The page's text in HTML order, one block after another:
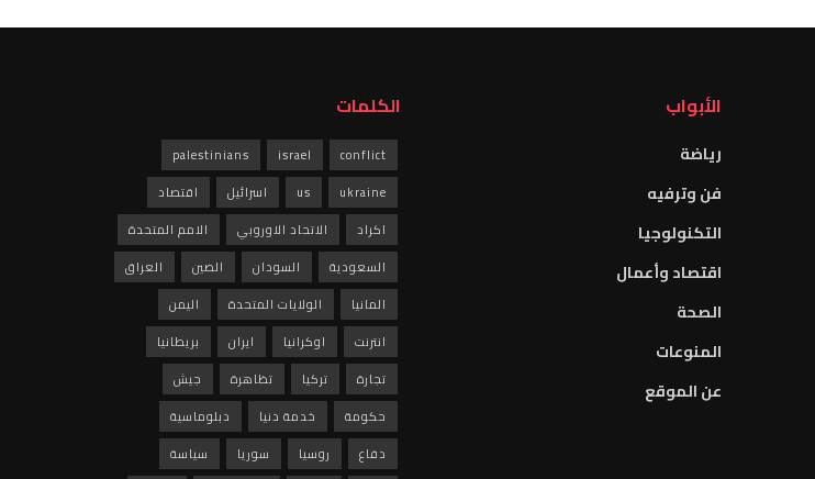
الأبواب
رياضة
فن وترفيه
التكنولوجيا
اقتصاد وأعمال
الصحة
المنوعات
عن الموقع
الكلمات
conflict
israel
palestinians
ukraine
us اسرائيل
اقتصاد
اكراد
الاتحاد الاوروبي
الامم المتحدة
السعودية
السودان الصين
العراق
المانيا
الولايات المتحدة
اليمن
انترنت
اوكرانيا ايران
بريطانيا
تجارة
تركيا تظاهرة
جيش
حكومة
خدمة دنيا
دبلوماسية
دفاع
روسيا سوريا سياسة